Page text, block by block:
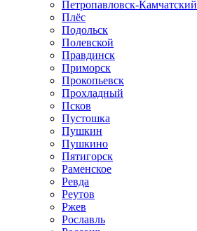
Петропавловск-Камчатский
Плёс
Подольск
Полевской
Правдинск
Приморск
Прокопьевск
Прохладный
Псков
Пустошка
Пушкин
Пушкино
Пятигорск
Раменское
Ревда
Реутов
Ржев
Рославль